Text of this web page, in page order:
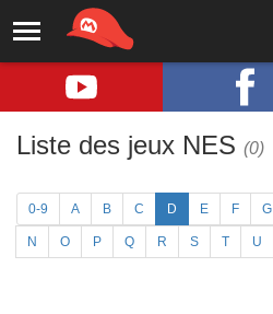
Liste des jeux NES (0)
0-9 A B C D E F G
N O P Q R S T U